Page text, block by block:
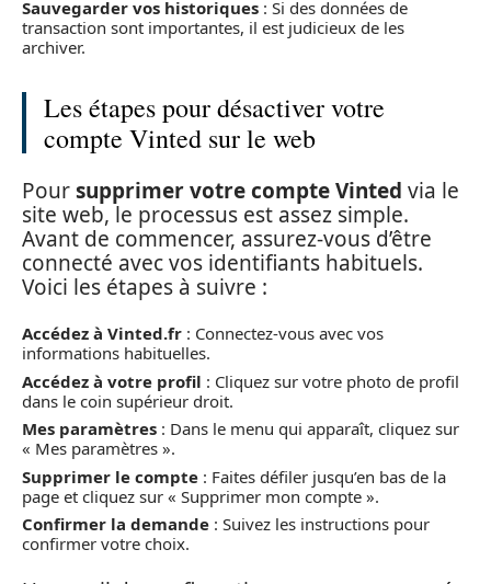
Sauvegarder vos historiques : Si des données de
transaction sont importantes, il est judicieux de les
archiver.
Les étapes pour désactiver votre
compte Vinted sur le web
Poursupprimer votre compte Vinted via le
site web, le processus est assez simple.
Avant de commencer, assurez-vous d’être
connecté avec vos identifiants habituels.
Voici les étapes à suivre :
Accédez à Vinted.fr : Connectez-vous avec vos
informations habituelles.
Accédez à votre profil : Cliquez sur votre photo de profil
dans le coin supérieur droit.
Mes paramètres : Dans le menu qui apparaît, cliquez sur
« Mes paramètres ».
Supprimer le compte : Faites défiler jusqu’en bas de la
page et cliquez sur « Supprimer mon compte ».
Confirmer la demande : Suivez les instructions pour
confirmer votre choix.